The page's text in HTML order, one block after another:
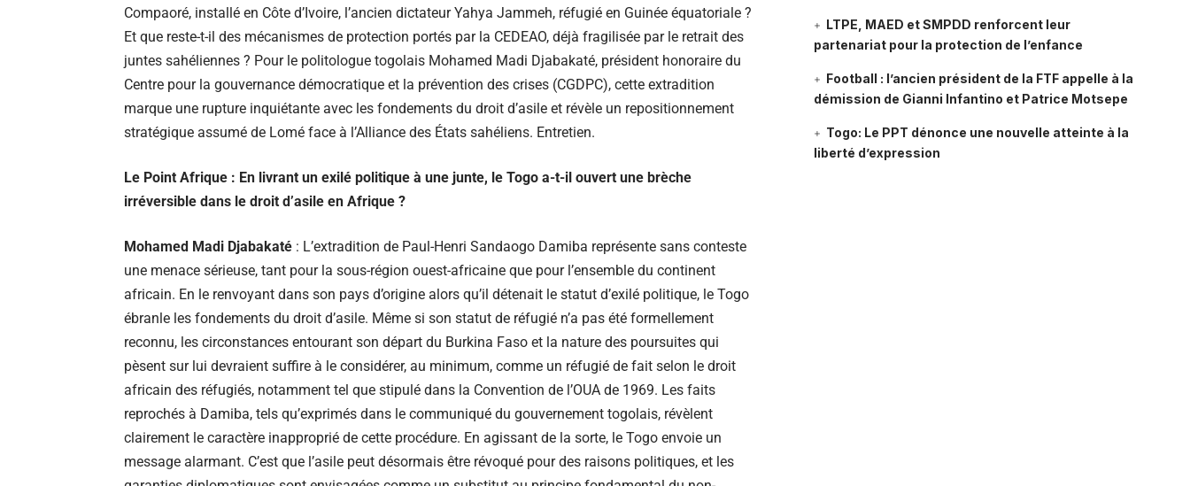
Compaoré, installé en Côte d’Ivoire, l’ancien dictateur Yahya Jammeh, réfugié en Guinée équatoriale ?
Et que reste-t-il des mécanismes de protection portés par la CEDEAO, déjà fragilisée par le retrait des
juntes sahéliennes ? Pour le politologue togolais Mohamed Madi Djabakaté, président honoraire du
Centre pour la gouvernance démocratique et la prévention des crises (CGDPC), cette extradition
marque une rupture inquiétante avec les fondements du droit d’asile et révèle un repositionnement
stratégique assumé de Lomé face à l’Alliance des États sahéliens. Entretien.
Le Point Afrique : En livrant un exilé politique à une junte, le Togo a-t-il ouvert une brèche
irréversible dans le droit d’asile en Afrique ?
Mohamed Madi Djabakaté : L’extradition de Paul-Henri Sandaogo Damiba représente sans conteste
une menace sérieuse, tant pour la sous-région ouest-africaine que pour l’ensemble du continent
africain. En le renvoyant dans son pays d’origine alors qu’il détenait le statut d’exilé politique, le Togo
ébranle les fondements du droit d’asile. Même si son statut de réfugié n’a pas été formellement
reconnu, les circonstances entourant son départ du Burkina Faso et la nature des poursuites qui
pèsent sur lui devraient suffire à le considérer, au minimum, comme un réfugié de fait selon le droit
africain des réfugiés, notamment tel que stipulé dans la Convention de l’OUA de 1969. Les faits
reprochés à Damiba, tels qu’exprimés dans le communiqué du gouvernement togolais, révèlent
clairement le caractère inapproprié de cette procédure. En agissant de la sorte, le Togo envoie un
message alarmant. C’est que l’asile peut désormais être révoqué pour des raisons politiques, et les
LTPE, MAED et SMPDD renforcent leur
partenariat pour la protection de l’enfance
Football : l’ancien président de la FTF appelle à la
démission de Gianni Infantino et Patrice Motsepe
Togo: Le PPT dénonce une nouvelle atteinte à la
liberté d’expression